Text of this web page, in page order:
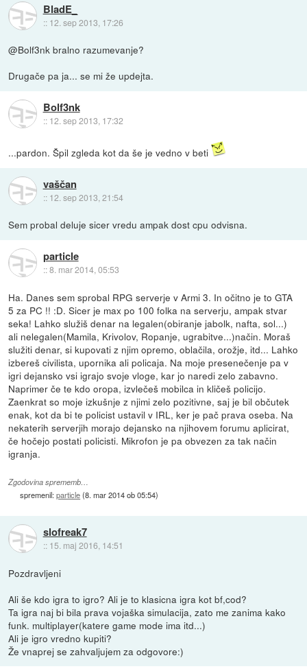
BladE_
:: 12. sep 2013, 17:26
@Bolf3nk bralno razumevanje?
Drugače pa ja... se mi že updejta.
Bolf3nk
:: 12. sep 2013, 17:32
...pardon. Špil zgleda kot da še je vedno v beti
vaščan
:: 12. sep 2013, 21:54
Sem probal deluje sicer vredu ampak dost cpu odvisna.
particle
::8. mar 2014, 05:53
Ha. Danes sem sprobal RPG serverje v Armi 3. In očitno je to GTA
5 za PC !! :D. Sicer je max po 100 folka na serverju, ampak stvar
seka! Lahko služiš denar na legalen(obiranje jabolk, nafta, sol...)
ali nelegalen(Mamila, Krivolov, Ropanje, ugrabitve...)način. Moraš
služiti denar, si kupovati z njim opremo, oblačila, orožje, itd... Lahko
izbereš civilista, upornika ali policaja. Na moje presenečenje pa v
igri dejansko vsi igrajo svoje vloge, kar jo naredi zelo zabavno.
Naprimer če te kdo oropa, izvlečeš mobilca in kličeš policijo.
Zaenkrat so moje izkušnje z njimi zelo pozitivne, saj je bil občutek
enak, kot da bi te policist ustavil v IRL, ker je pač prava oseba. Na
nekaterih serverjih morajo dejansko na njihovem forumu aplicirat,
če hočejo postati policisti. Mikrofon je pa obvezen za tak način
igranja.
Zgodovina sprememb…
spremenil:particle(8. mar 2014 ob 05:54)
slofreak7
:: 15. maj 2016, 14:51
Pozdravljeni
Ali še kdo igra to igro? Ali je to klasicna igra kot bf,cod?
Ta igra naj bi bila prava vojaška simulacija, zato me zanima kako
funk. multiplayer(katere game mode ima itd...)
Ali je igro vredno kupiti?
Že vnaprej se zahvaljujem za odgovore:)